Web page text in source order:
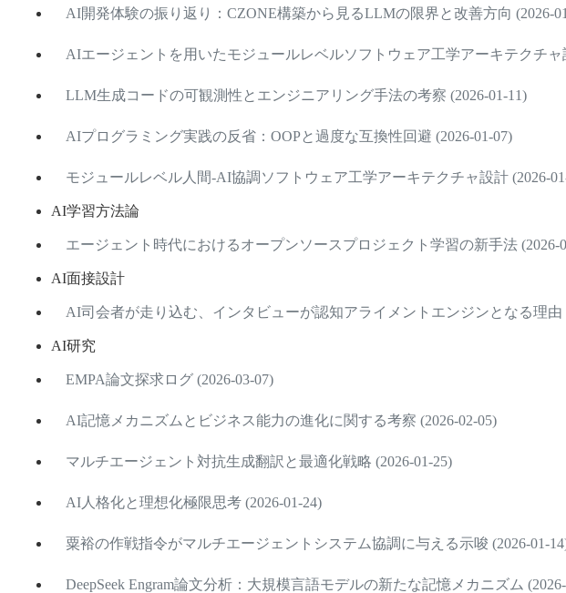
AI開発体験の振り返り：CZONE構築から見るLLMの限界と改善方向 (2026-
AIエージェントを用いたモジュールレベルソフトウェア工学アーキテクチャ
LLM生成コードの可観測性とエンジニアリング手法の考察 (2026-01-11)
AIプログラミング実践の反省：OOPと過度な互換性回避 (2026-01-07)
モジュールレベル人間-AI協調ソフトウェア工学アーキテクチャ設計 (2026-
AI学習方法論
エージェント時代におけるオープンソースプロジェクト学習の新手法 (2026-
AI面接設計
AI司会者が走り込む、インタビューが認知アライメントエンジンとなる理由
AI研究
EMPA論文探求ログ (2026-03-07)
AI記憶メカニズムとビジネス能力の進化に関する考察 (2026-02-05)
マルチエージェント対抗生成翻訳と最適化戦略 (2026-01-25)
AI人格化と理想化極限思考 (2026-01-24)
粟裕の作戦指令がマルチエージェントシステム協調に与える示唆 (2026-01-
DeepSeek Engram論文分析：大規模言語モデルの新たな記憶メカニズム